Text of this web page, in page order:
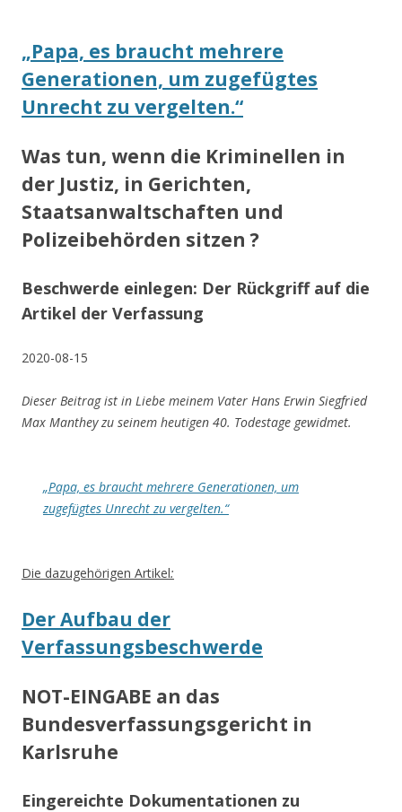
„Papa, es braucht mehrere
Generationen, um zugefügtes
Unrecht zu vergelten.“
Was tun, wenn die Kriminellen in
der Justiz, in Gerichten,
Staatsanwaltschaften und
Polizeibehörden sitzen ?
Beschwerde einlegen: Der Rückgriff auf die
Artikel der Verfassung
2020-08-15
Dieser Beitrag ist in Liebe meinem Vater Hans Erwin Siegfried
Max Manthey zu seinem heutigen 40. Todestage gewidmet.
„Papa, es braucht mehrere Generationen, um
zugefügtes Unrecht zu vergelten.“
Die dazugehörigen Artikel:
Der Aufbau der
Verfassungsbeschwerde
NOT-EINGABE an das
Bundesverfassungsgericht in
Karlsruhe
Eingereichte Dokumentationen zu